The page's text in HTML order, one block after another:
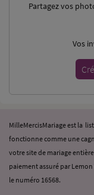
Partagez vos
Vos
MilleMercisMariage est la
fonctionne comme une
votre site de mariage
paiement assuré par Lemon
le numéro 16568.